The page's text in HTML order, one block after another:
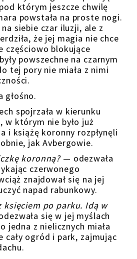
którym jeszcze chwilę
powstała na proste nogi.
na siebie czar iluzji, ale z
że jej magia nie chce
częściowo blokujące
powszechne na czarnym
tej pory nie miała z nimi
głośno.
spojrzała w kierunku
w którym nie było już
i książę koronny rozpłynęli
jak Avbergowie.
koronną? — odezwała
czerwonego
znajdował się na jej
napad rabunkowy.
księciem po parku. Idą w
się w jej myślach
jedna z nielicznych miała
cały ogród i park, zajmując